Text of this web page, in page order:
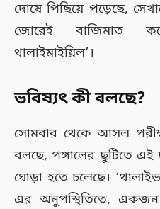
দোষে পিছিয়ে পড়েছে,
জোরেই বাজিমাত
থালাইমাইয়িল’।
ভবিষ্যৎ কী বলছে?
সোমবার থেকে আসল
বলছে, পঙ্গালের ছুটিতে এই
ঘোড়া হতে চলেছে।
এর অনুপস্থিতিতে, একজন